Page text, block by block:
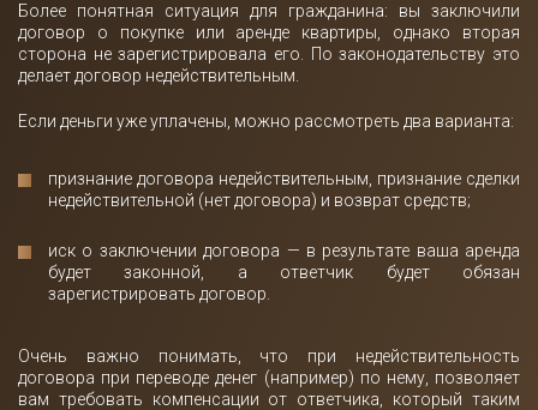
Более понятная ситуация для гражданина: вы заключили
договор о покупке или аренде квартиры, однако вторая
сторона не зарегистрировала его. По законодательству это
делает договор недействительным.
Если деньги уже уплачены, можно рассмотреть два варианта:
признание договора недействительным, признание сделки
недействительной (нет договора) и возврат средств;
иск о заключении договора — в результате ваша аренда
будет законной, а ответчик будет обязан
зарегистрировать договор.
Очень важно понимать, что при недействительность
договора при переводе денег (например) по нему, позволяет
вам требовать компенсации от ответчика, который таким